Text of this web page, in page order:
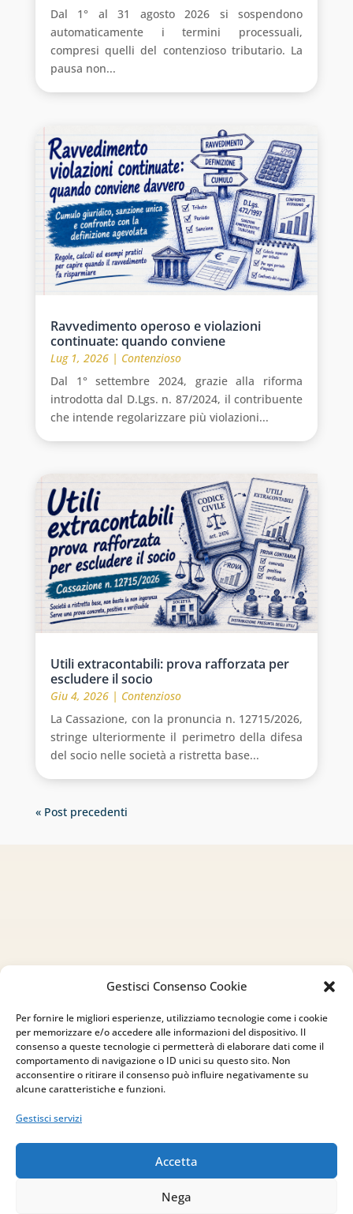
Gestisci Consenso Cookie
Per fornire le migliori esperienze, utilizziamo tecnologie come i cookie
per memorizzare e/o accedere alle informazioni del dispositivo. Il
consenso a queste tecnologie ci permetterà di elaborare dati come il
comportamento di navigazione o ID unici su questo sito. Non
acconsentire o ritirare il consenso può influire negativamente su
alcune caratteristiche e funzioni.
Gestisci servizi
Accetta
Nega
Dal 1° al 31 agosto 2026 si sospendono
automaticamente i termini processuali,
compresi quelli del contenzioso tributario. La
pausa non...
Ravvedimento operoso e violazioni
continuate: quando conviene
Lug 1, 2026| Contenzioso
Dal 1° settembre 2024, grazie alla riforma
introdotta dal D.Lgs. n. 87/2024, il contribuente
che intende regolarizzare più violazioni...
Utili extracontabili: prova rafforzata per
escludere il socio
Giu 4, 2026| Contenzioso
La Cassazione, con la pronuncia n. 12715/2026,
stringe ulteriormente il perimetro della difesa
del socio nelle società a ristretta base...
« Post precedenti